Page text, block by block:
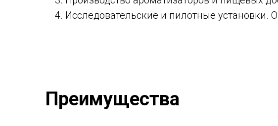
Исследовательские и пилотные установки.
Преимущества